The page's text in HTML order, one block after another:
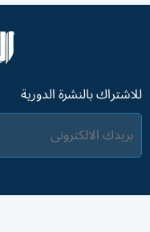
للاشتراك بالنشرة الدورية